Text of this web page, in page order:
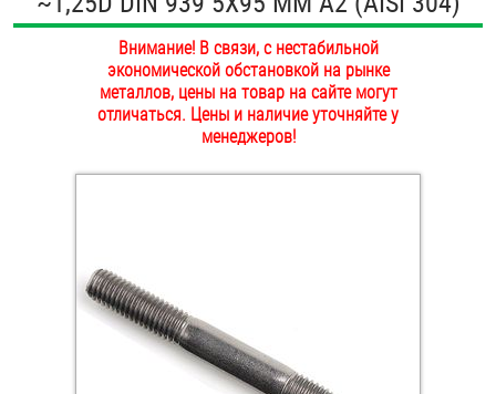
ПОКУПАТЕЛЯМ
ОПЛАТА И ДОСТАВКА
НАШИ МАГАЗИНЫ
Болты и винты
Втулки
Заклепки (Гайки-Заклепки)
Внимание! В связи, с нестабильной
экономической обстановкой на рынке
металлов, цены на товар на сайте могут
отличаться. Цены и наличие уточняйте у
менеджеров!